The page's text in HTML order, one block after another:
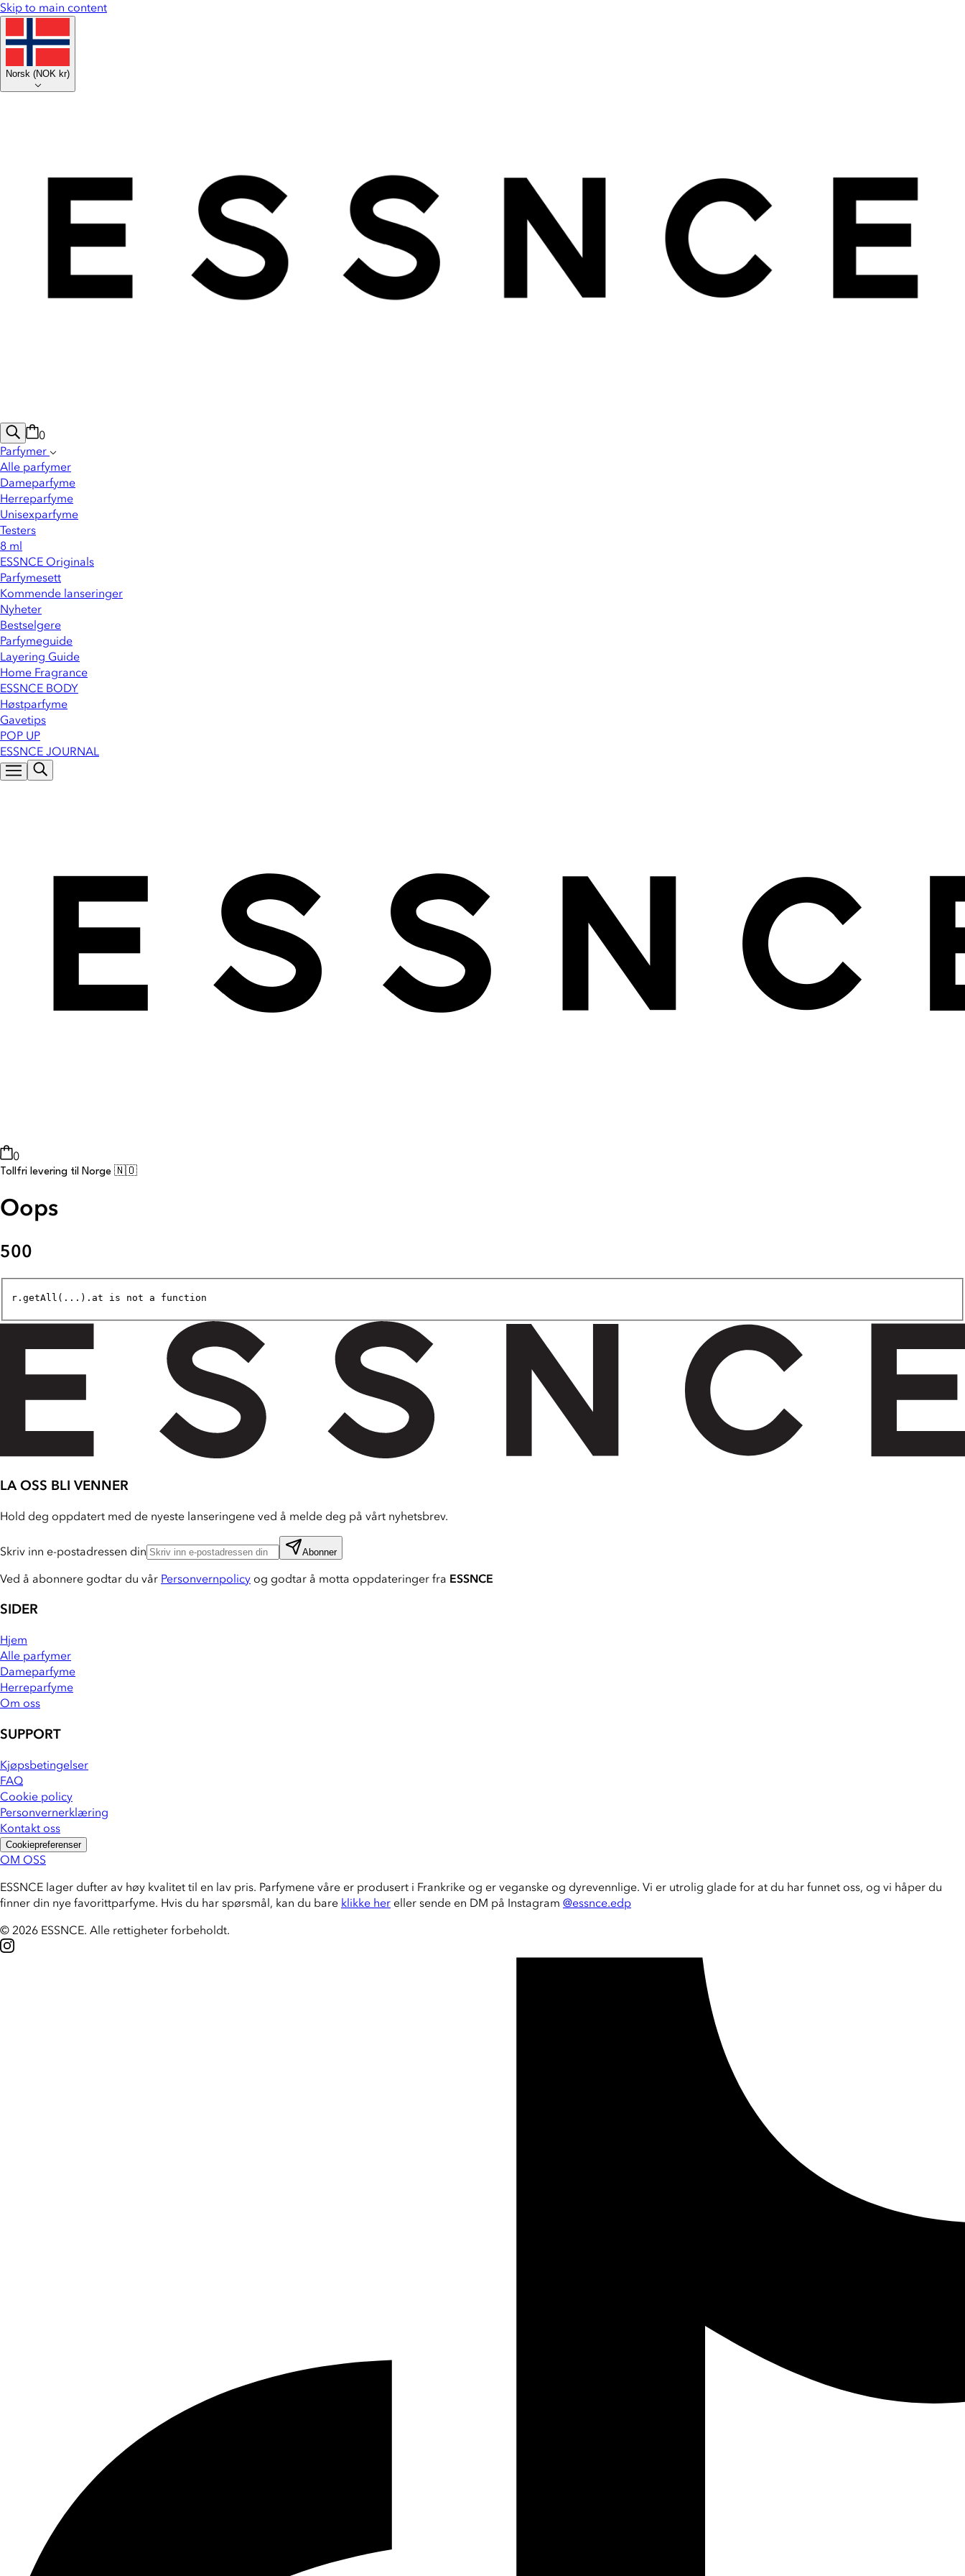
Skip to main content
Norsk (NOK kr)
0
Parfymer
Alle parfymer
Dameparfyme
Herreparfyme
Unisexparfyme
Testers
8 ml
ESSNCE Originals
Parfymesett
Kommende lanseringer
Nyheter
Bestselgere
Parfymeguide
Layering Guide
Home Fragrance
ESSNCE BODY
Høstparfyme
Gavetips
POP UP
ESSNCE JOURNAL
0
Tollfri levering til Norge 🇳🇴
Oops
500
r.getAll(...).at is not a function
LA OSS BLI VENNER
Hold deg oppdatert med de nyeste lanseringene ved å melde deg på vårt nyhetsbrev.
Skriv inn e-postadressen din Abonner
Ved å abonnere godtar du vår Personvernpolicy og godtar å motta oppdateringer fra ESSNCE
SIDER
Hjem
Alle parfymer
Dameparfyme
Herreparfyme
Om oss
SUPPORT
Kjøpsbetingelser
FAQ
Cookie policy
Personvernerklæring
Kontakt oss
Cookiepreferenser
OM OSS
ESSNCE lager dufter av høy kvalitet til en lav pris. Parfymene våre er produsert i Frankrike og er veganske og dyrevennlige. Vi er utrolig glade for at du har funnet oss, og vi håper du
finner din nye favorittparfyme. Hvis du har spørsmål, kan du bare klikke her eller sende en DM på Instagram @essnce.edp
© 2026 ESSNCE. Alle rettigheter forbeholdt.